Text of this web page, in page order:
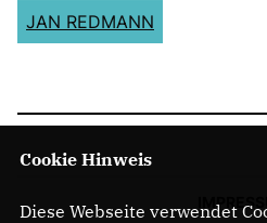
JAN REDMANN
Cookie Hinweis
Diese Webseite verwendet